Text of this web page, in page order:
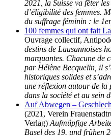
2021, la Suisse va fêter
d’éligibilité des femmes.
du suffrage féminin : le
100 femmes qui ont fait
Ouvrage collectif,
destins de Lausannoises
marquantes. Chacune de
par Hélène Becquelin, il
historiques solides et
une réflexion autour de la
dans la société et au sein
Auf Abwegen –
(2021, Verein
Verlag) Aufmüpfige
Basel des 19. und frühen